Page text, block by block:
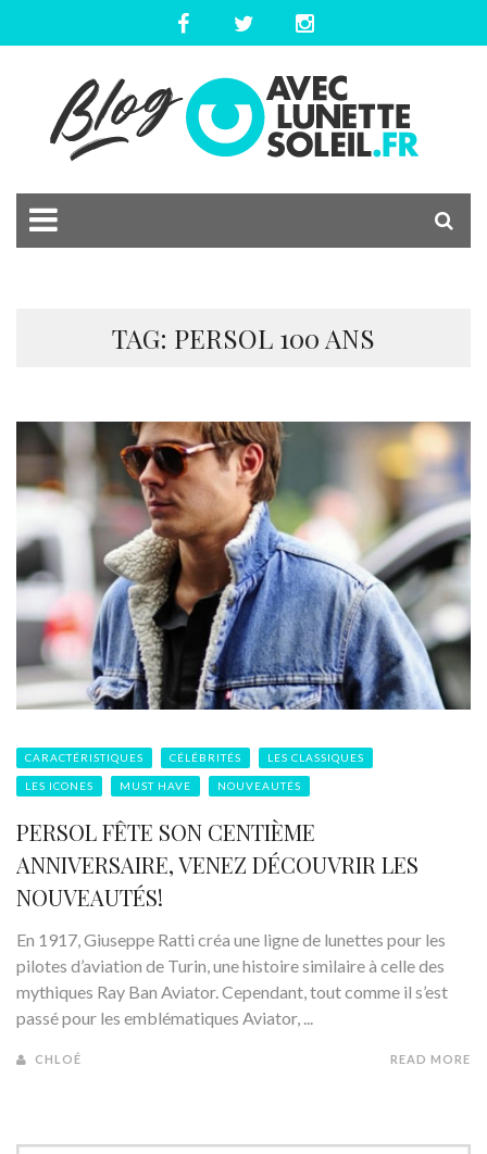
TAG: PERSOL 100 ANS
CARACTÉRISTIQUES CÉLÉBRITÉS LES CLASSIQUES
LES ICONES MUST HAVE NOUVEAUTÉS
PERSOL FÊTE SON CENTIÈME
ANNIVERSAIRE, VENEZ DÉCOUVRIR LES
NOUVEAUTÉS!
En 1917, Giuseppe Ratti créa une ligne de lunettes pour les
pilotes d’aviation de Turin, une histoire similaire à celle des
mythiques Ray Ban Aviator. Cependant, tout comme il s’est
passé pour les emblématiques Aviator, ...
CHLOÉ READ MORE